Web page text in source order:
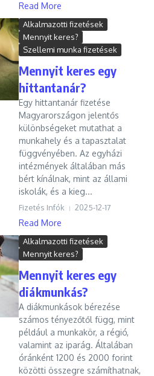
Read More
Alkalmazotti fizetések
Mennyit keres?
Szellemi munka fizetések
Mennyit keres egy
hittantanár?
Egy hittantanár fizetése
Magyarországon jelentős
különbségeket mutathat a
munkahely és a tapasztalat
függvényében. Az egyházi
intézmények általában más
bért kínálnak, mint az állami
iskolák, és a kieg...
Fizetés Infók 2025-12-17
Read More
Alkalmazotti fizetések
Mennyit keres?
Mennyit keres egy
diákmunkás?
A diákmunkások bérezése
számos tényezőtől függ, mint
például a munkakör, a régió,
valamint az iparág. Általában
óránként 1200 és 2000 forint
közötti összegre számíthatnak,